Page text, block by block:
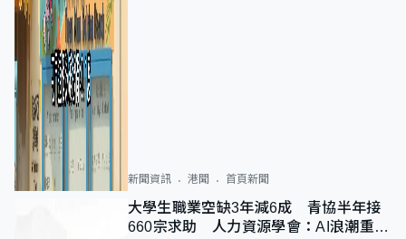
新聞資訊 港聞 首頁新聞
大學生職業空缺3年減6成 青協半年接
660宗求助 人力資源學會：AI浪潮重整